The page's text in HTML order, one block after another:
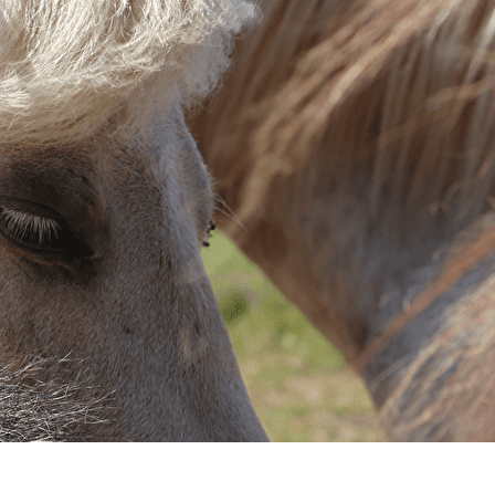
Exporter les lignes sélectionnées
Exporter toutes les colonnes
Exporter uniquement les colonnes affichées
Menu
<
>
Infrastructures
Matériels
?>
Images de la page d'accueil
Cliquez pour éditer